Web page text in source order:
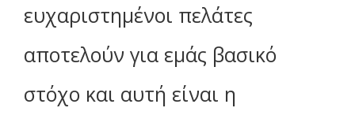
ευχαριστημένοι πελάτες
αποτελούν για εμάς βασικό
στόχο και αυτή είναι η